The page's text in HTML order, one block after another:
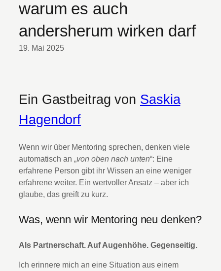
warum es auch
andersherum wirken darf
19. Mai 2025
Ein Gastbeitrag von Saskia
Hagendorf
Wenn wir über Mentoring sprechen, denken viele
automatisch an „von oben nach unten“: Eine
erfahrene Person gibt ihr Wissen an eine weniger
erfahrene weiter. Ein wertvoller Ansatz – aber ich
glaube, das greift zu kurz.
Was, wenn wir Mentoring neu denken?
Als Partnerschaft. Auf Augenhöhe. Gegenseitig.
Ich erinnere mich an eine Situation aus einem